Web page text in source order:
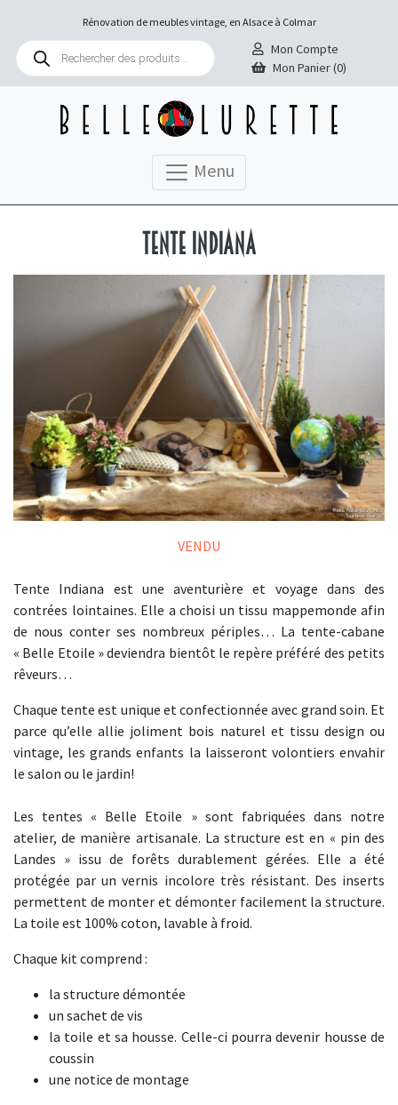
Rénovation de meubles vintage, en Alsace à Colmar
Recherche
produits
Mon Compte
Mon Panier (0)
Menu
Tente Indiana
VENDU
Tente Indiana est une aventurière et voyage dans des
contrées lointaines. Elle a choisi un tissu mappemonde afin
de nous conter ses nombreux périples… La tente-cabane
« Belle Etoile » deviendra bientôt le repère préféré des petits
rêveurs…
Chaque tente est unique et confectionnée avec grand soin. Et
parce qu’elle allie joliment bois naturel et tissu design ou
vintage, les grands enfants la laisseront volontiers envahir
le salon ou le jardin!
Les tentes « Belle Etoile » sont fabriquées dans notre
atelier, de manière artisanale. La structure est en « pin des
Landes » issu de forêts durablement gérées. Elle a été
protégée par un vernis incolore très résistant. Des inserts
permettent de monter et démonter facilement la structure.
La toile est 100% coton, lavable à froid.
Chaque kit comprend :
la structure démontée
un sachet de vis
la toile et sa housse. Celle-ci pourra devenir housse de
coussin
une notice de montage